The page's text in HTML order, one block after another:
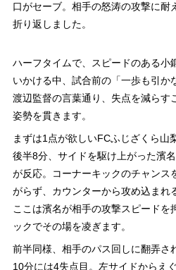
口がセーブ。相手の怒涛の攻撃に耐
折り返しました。
ハーフタイムで、スピードのある小
いかける中、試合前の「一歩も引か
渡辺監督の言葉通り、失点を減らす
姿勢を貫きます。
まずは1点が欲しいFCふじざくら山
後半8分、サイドを駆け上がった濱
が反応。コーナーキックのチャンス
がらず、カウンターから攻め込まれ
ここは濱名が相手の攻撃スピードを
ックでその場を凌ぎます。
前半同様、相手のパス回しに翻弄さ
10分には4失点目。左サイドからえ